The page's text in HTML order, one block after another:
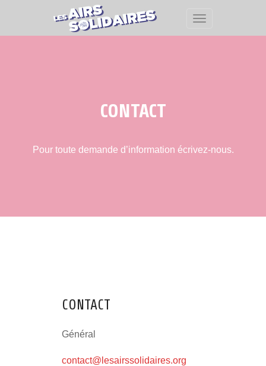
CONTACT
Pour toute demande d’information écrivez-nous.
CONTACT
Général
contact@lesairssolidaires.org